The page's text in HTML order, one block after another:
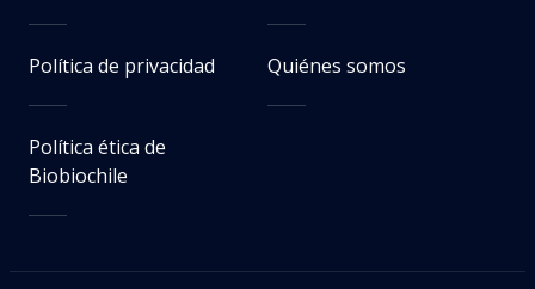
Política de privacidad Quiénes somos
Política ética de
Biobiochile